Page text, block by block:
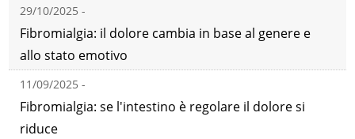
29/10/2025 -
Fibromialgia: il dolore cambia in base al genere e
allo stato emotivo
11/09/2025 -
Fibromialgia: se l'intestino è regolare il dolore si
riduce